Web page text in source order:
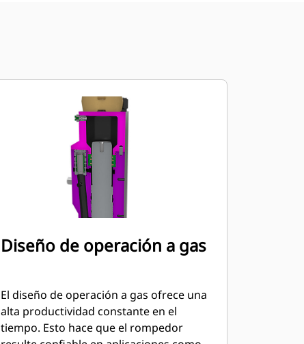
Diseño de operación a gas
El diseño de operación a gas ofrece una
alta productividad constante en el
tiempo. Esto hace que el rompedor